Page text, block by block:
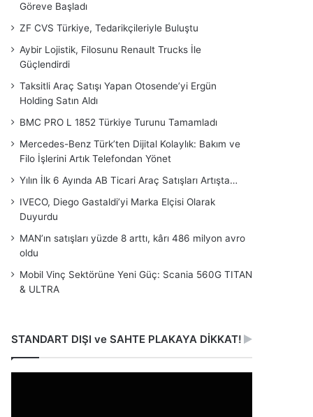
Göreve Başladı
ZF CVS Türkiye, Tedarikçileriyle Buluştu
Aybir Lojistik, Filosunu Renault Trucks İle
Güçlendirdi
Taksitli Araç Satışı Yapan Otosende’yi Ergün
Holding Satın Aldı
BMC PRO L 1852 Türkiye Turunu Tamamladı
Mercedes-Benz Türk’ten Dijital Kolaylık: Bakım ve
Filo İşlerini Artık Telefondan Yönet
Yılın İlk 6 Ayında AB Ticari Araç Satışları Artışta…
IVECO, Diego Gastaldi’yi Marka Elçisi Olarak
Duyurdu
MAN’ın satışları yüzde 8 arttı, kârı 486 milyon avro
oldu
Mobil Vinç Sektörüne Yeni Güç: Scania 560G TITAN
& ULTRA
STANDART DIŞI ve SAHTE PLAKAYA DİKKAT!